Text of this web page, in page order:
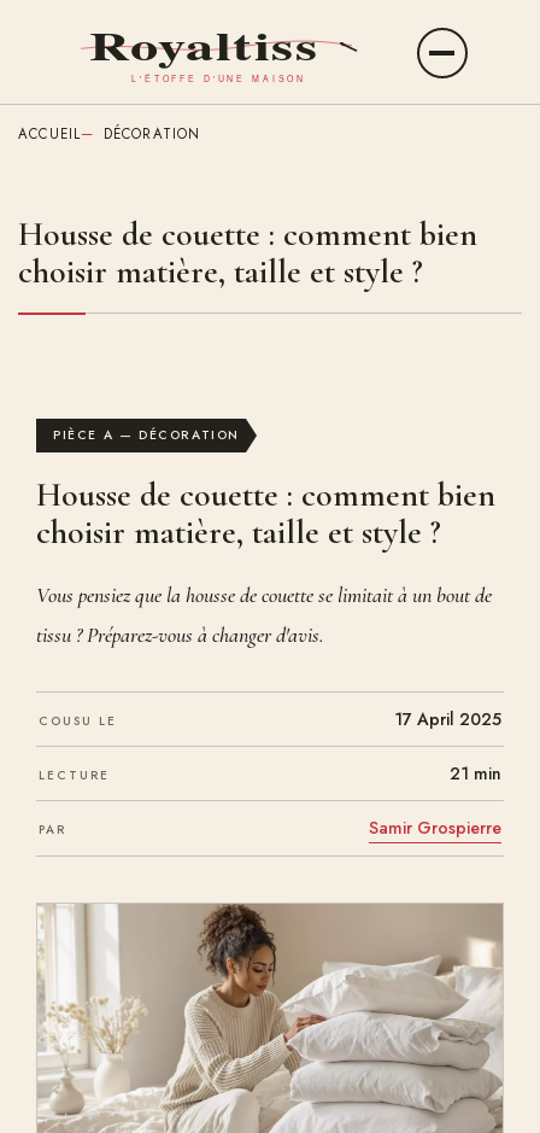
Ouvrir
le
ACCUEIL DÉCORATION
Housse de couette : comment bien
choisir matière, taille et style ?
PIÈCE A — DÉCORATION
Housse de couette : comment bien
choisir matière, taille et style ?
Vous pensiez que la housse de couette se limitait à un bout de
tissu ? Préparez-vous à changer d'avis.
COUSU LE 17 April 2025
LECTURE 21 min
PAR Samir Grospierre